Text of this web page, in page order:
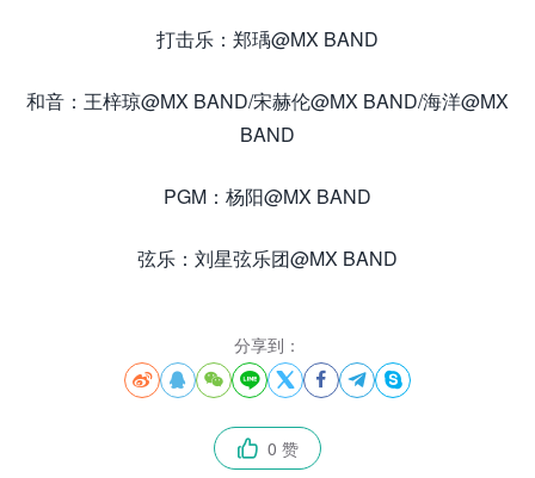
打击乐：郑瑀@MX BAND
和音：王梓琼@MX BAND/宋赫伦@MX BAND/海洋@MX
BAND
PGM：杨阳@MX BAND
弦乐：刘星弦乐团@MX BAND
分享到：
       
 0 赞